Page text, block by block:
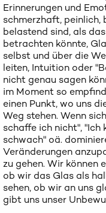
Erinnerungen und
schmerzhaft, peinlich,
belastend sind, als
betrachten könnte,
selbst und über die
leiten, Intuition oder
nicht genau sagen
im Moment so
einen Punkt, wo uns
Weg stehen. Wenn
schaffe ich nicht", "Ich
schwach" oä.
Veränderungen
zu gehen. Wir können
ob wir das Glas als
sehen, ob wir an uns
gibt uns unser